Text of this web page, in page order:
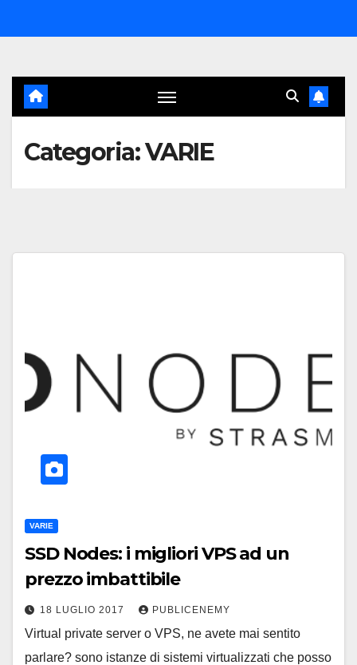
al
Categoria:VARIE
VARIE
SSD Nodes: i migliori VPS ad un
prezzo imbattibile
18 LUGLIO 2017 PUBLICENEMY
Virtual private server o VPS, ne avete mai sentito
parlare? sono istanze di sistemi virtualizzati che posso